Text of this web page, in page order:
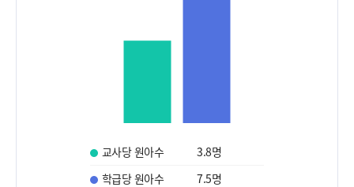
교사당 원아수 3.8명
학급당 원아수
7.5명